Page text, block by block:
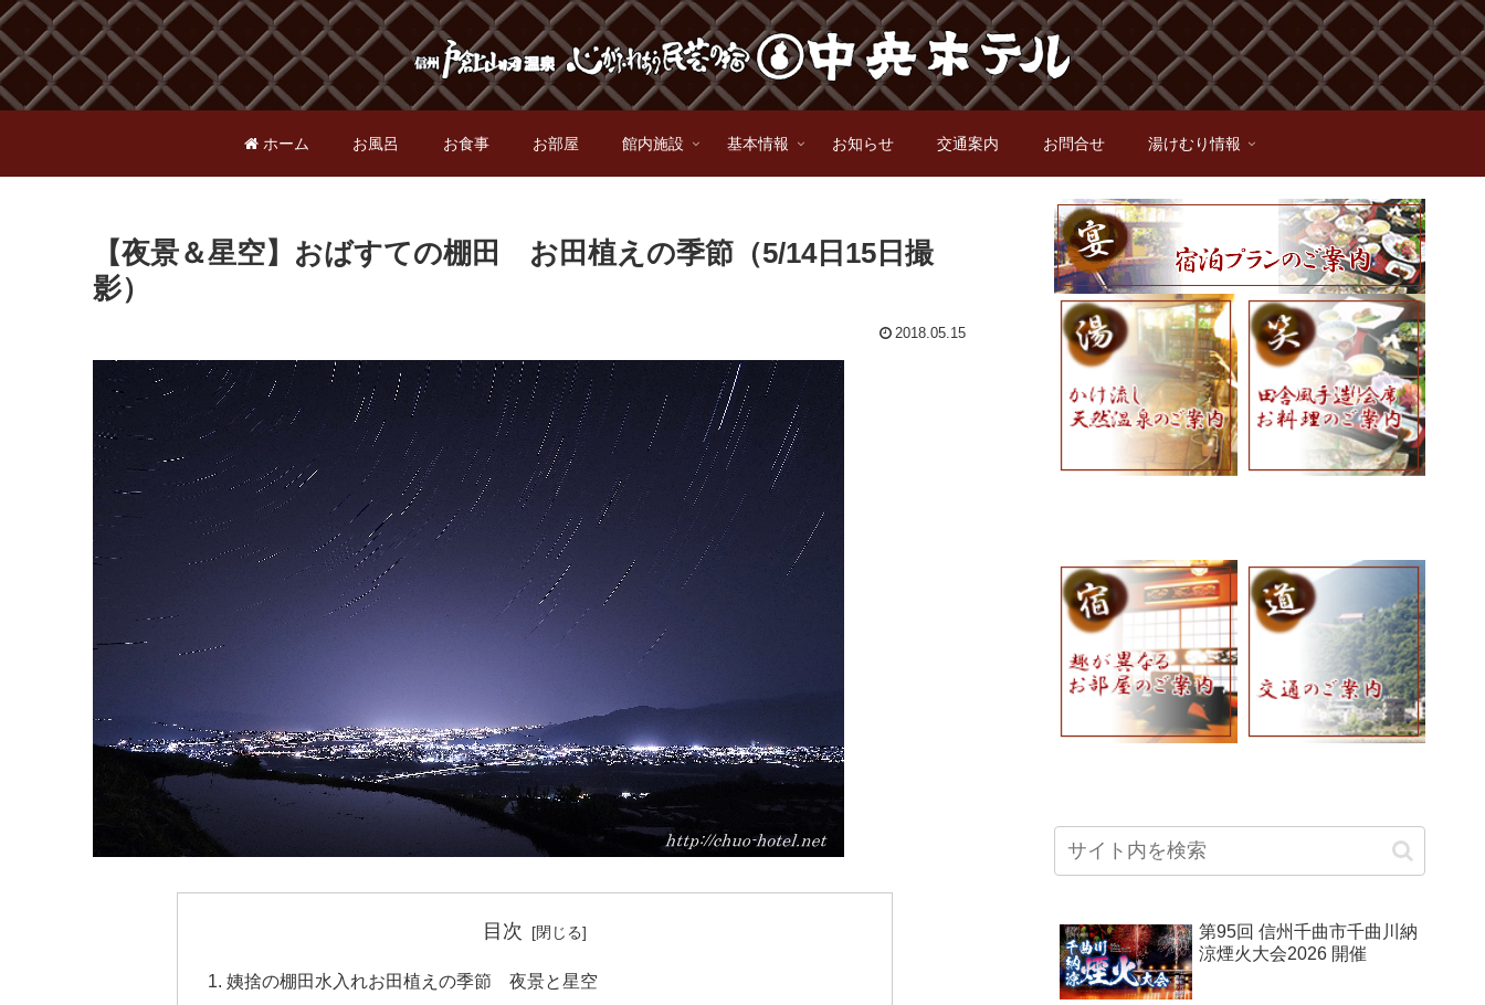
ホーム お風呂 お食事 お部屋 館内施設 基本情報 お知らせ 交通案内 お問合せ 湯けむり情報
【夜景＆星空】おばすての棚田 お田植えの季節（5/14日15日撮
影）
2018.05.15
目次
姨捨の棚田水入れお田植えの季節 夜景と星空
第95回 信州千曲市千曲川納
涼煙火大会2026 開催